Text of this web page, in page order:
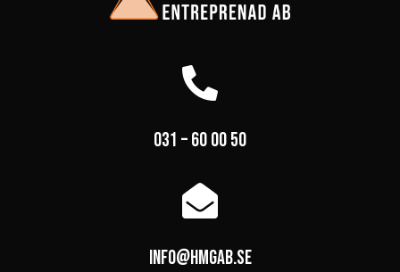

031 – 60 00 50

info@hmgab.se